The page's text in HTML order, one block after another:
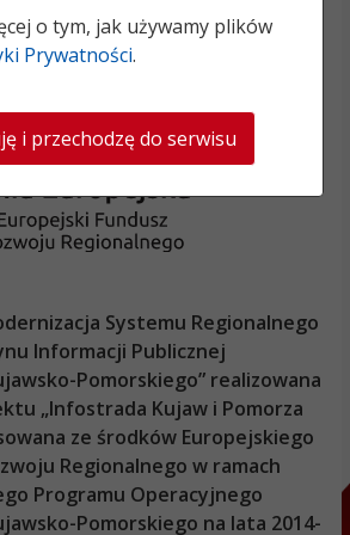
Systemu Regionalnego
Informacji Publicznej
Pomorskiego” realizowana
„Infostrada Kujaw i Pomorza
ze środków Europejskiego
Regionalnego w ramach
Programu Operacyjnego
Pomorskiego na lata 2014-
o tym, jak używamy plików
Prywatności.
i przechodzę do serwisu